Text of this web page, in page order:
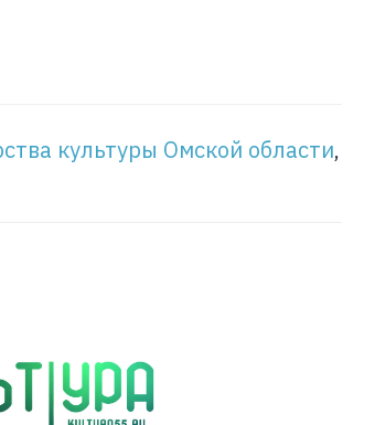
культуры Омской области,